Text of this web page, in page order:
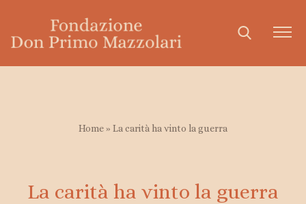
Breve storia della Fondazione
Biografia
Home » La carità ha vinto la guerra
La carità ha vinto la guerra